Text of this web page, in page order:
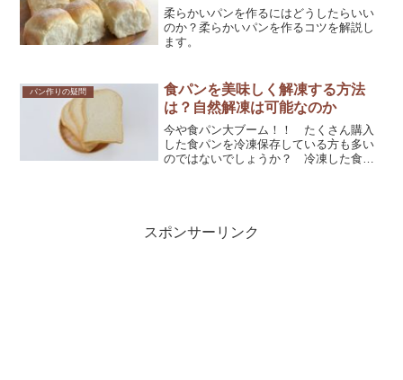
柔らかいパンを作るにはどうしたらいい
のか？柔らかいパンを作るコツを解説し
ます。
パン作りの疑問
食パンを美味しく解凍する方法
は？自然解凍は可能なのか
今や食パン大ブーム！！ たくさん購入
した食パンを冷凍保存している方も多い
のではないでしょうか？ 冷凍した食パ
スポンサーリンク